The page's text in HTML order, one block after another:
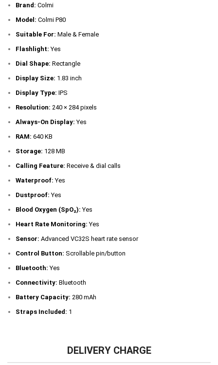
was:
3,100৳.3,040৳.
Brand: Colmi
Model: Colmi P80
Suitable For: Male & Female
Flashlight: Yes
Dial Shape: Rectangle
Display Size: 1.83 inch
Display Type: IPS
Resolution: 240 × 284 pixels
Always-On Display: Yes
RAM: 640 KB
Storage: 128 MB
Calling Feature: Receive & dial calls
Waterproof: Yes
Dustproof: Yes
Blood Oxygen (SpO₂): Yes
Heart Rate Monitoring: Yes
Sensor: Advanced VC32S heart rate sensor
Control Button: Scrollable pin/button
Bluetooth: Yes
Connectivity: Bluetooth
Battery Capacity: 280 mAh
Straps Included: 1
DELIVERY CHARGE